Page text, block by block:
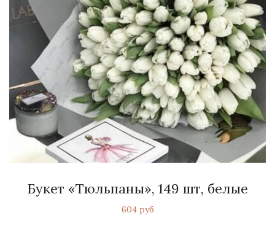
Букет «Тюльпаны», 149 шт, белые
604 руб